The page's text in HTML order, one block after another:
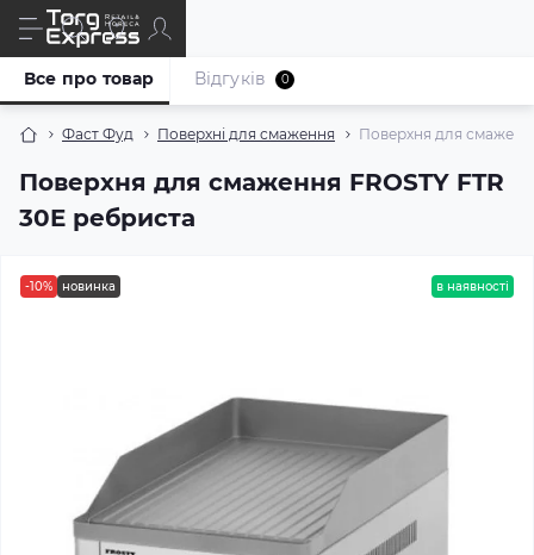
Фаст Фуд Поверхні для смаження Поверхня для
Поверхня для смаження FROSTY FTR
30E ребриста
Все про товар Відгуків 0
-10% новинка в наявності